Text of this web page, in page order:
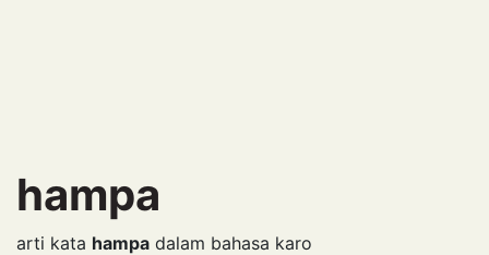
hampa
arti kata hampa dalam bahasa karo